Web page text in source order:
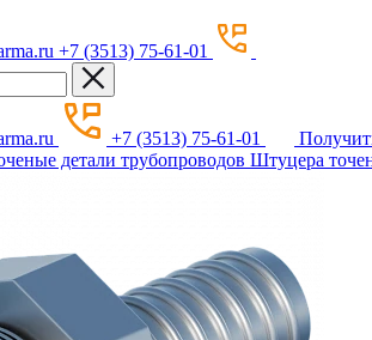
+7 (3513) 75-61-01
+7 (3513) 75-61-01
детали трубопроводов Штуцера